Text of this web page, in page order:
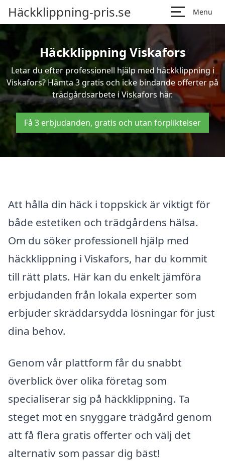
Häckklippning-pris.se Menu
Häckklippning Viskafors
Letar du efter professionell hjälp med häckklippning i
Viskafors? Hämta 3 gratis och icke bindande offerter på
trädgårdsarbete i Viskafors här.
Få 3 erbjudanden, gratis och utan förpliktelser
Att hålla din häck i toppskick är viktigt för
både estetiken och trädgårdens hälsa.
Om du söker professionell hjälp med
häckklippning i Viskafors, har du kommit
till rätt plats. Här kan du enkelt jämföra
erbjudanden från lokala experter som
erbjuder skräddarsydda lösningar för just
dina behov.
Genom vår plattform får du snabbt
överblick över olika företag som
specialiserar sig på häckklippning. Ta
steget mot en snyggare trädgård genom
att få flera gratis offerter och välj det
alternativ som passar dig bäst!